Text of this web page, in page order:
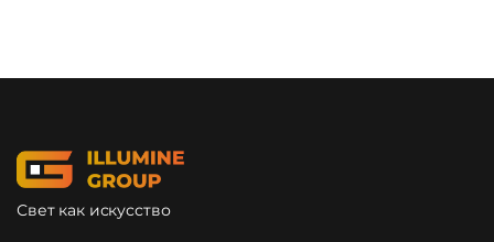
Свет как искусство